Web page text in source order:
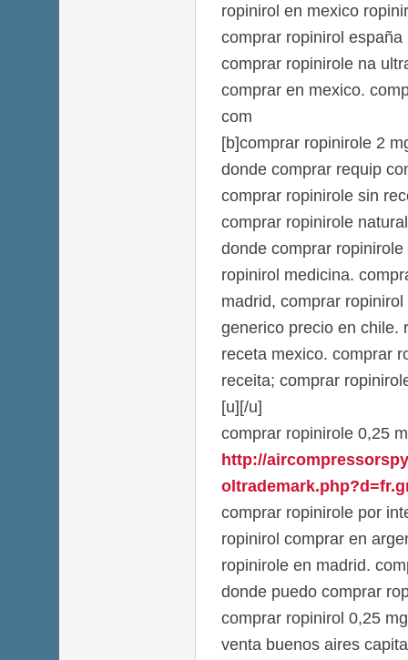
ropinirol en mexico
comprar ropinirol españa
comprar ropinirole na
comprar en mexico.
com
[b]comprar ropinirole 2
donde comprar requip
comprar ropinirole sin
comprar ropinirole
donde comprar
ropinirol medicina.
madrid, comprar
generico precio en chile.
receta mexico. comprar
receita; comprar
[u][/u]
comprar ropinirole 0,25
http://
comprar ropinirole por
ropinirol comprar en
ropinirole en madrid.
donde puedo comprar
comprar ropinirol 0,25
venta buenos aires